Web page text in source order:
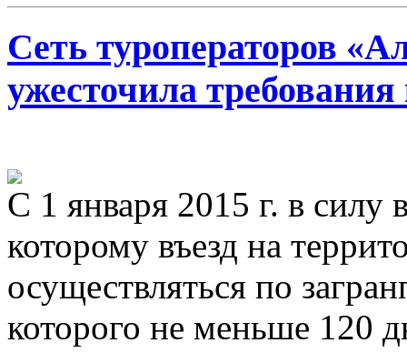
Сеть туроператоров
ужесточила
С 1 января 2015 г. в силу
которому въезд на
осуществляться по
которого не меньше 120